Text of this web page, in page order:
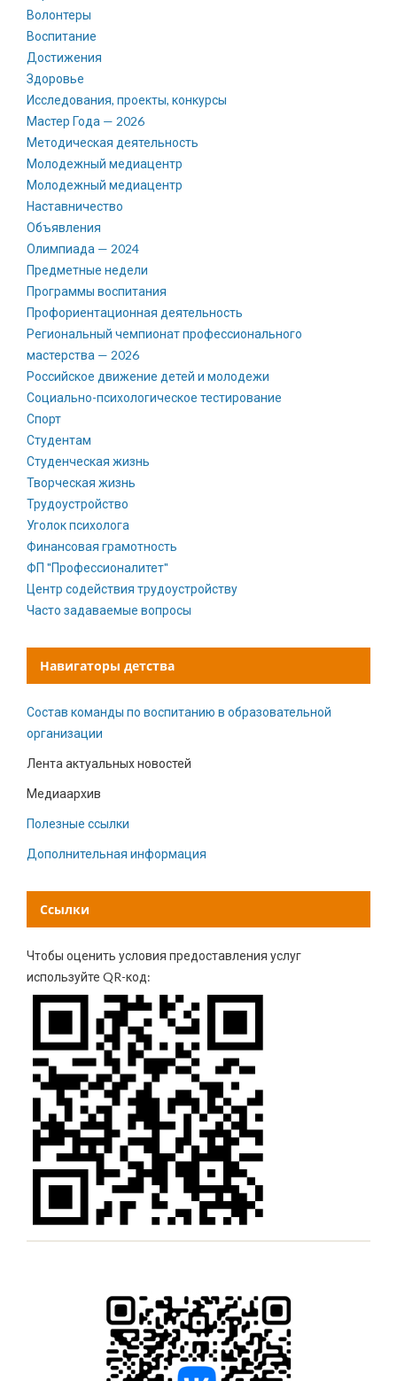
Волонтеры
Воспитание
Достижения
Здоровье
Исследования, проекты, конкурсы
Мастер Года — 2026
Методическая деятельность
Молодежный медиацентр
Молодежный медиацентр
Наставничество
Объявления
Олимпиада — 2024
Предметные недели
Программы воспитания
Профориентационная деятельность
Региональный чемпионат профессионального
мастерства — 2026
Российское движение детей и молодежи
Социально-психологическое тестирование
Спорт
Студентам
Студенческая жизнь
Творческая жизнь
Трудоустройство
Уголок психолога
Финансовая грамотность
ФП "Профессионалитет"
Центр содействия трудоустройству
Часто задаваемые вопросы
Навигаторы детства
Состав команды по воспитанию в образовательной
организации
Лента актуальных новостей
Медиаархив
Полезные ссылки
Дополнительная информация
Ссылки
Чтобы оценить условия предоставления услуг
используйте QR-код: